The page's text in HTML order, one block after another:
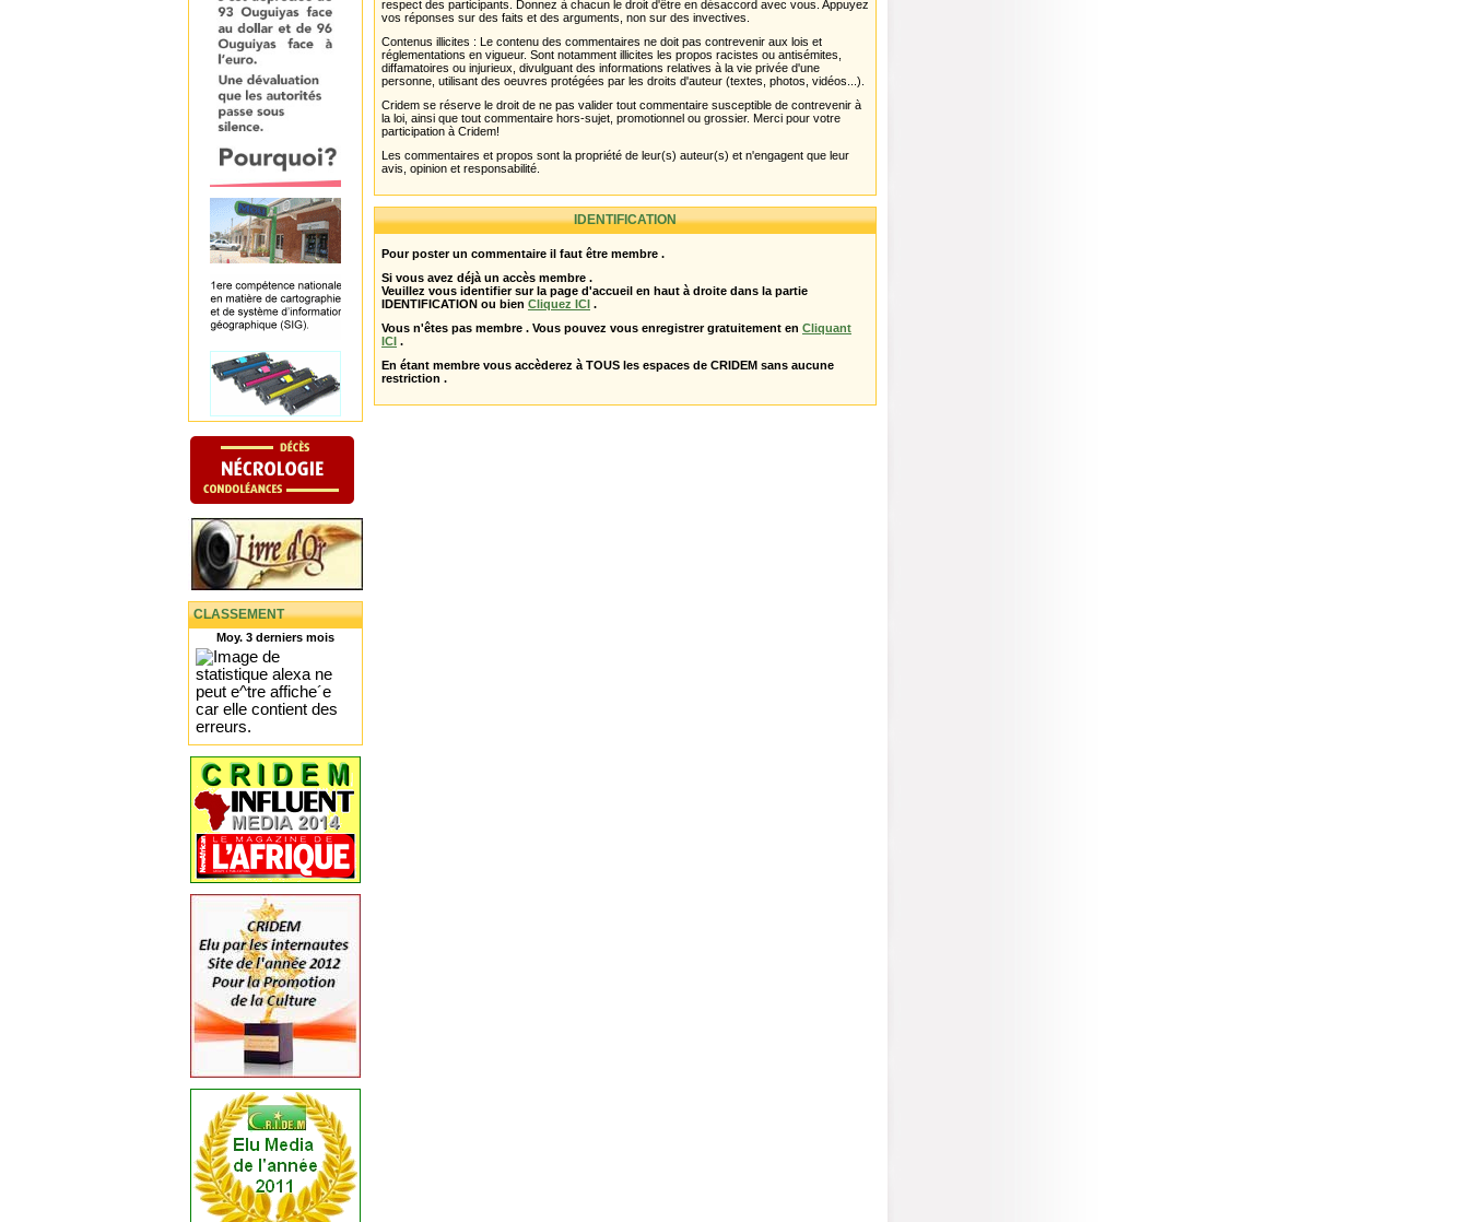
CLASSEMENT
Moy. 3 derniers mois
respect des participants. Donnez à chacun le droit d'être en désaccord avec vous. Appuyez
vos réponses sur des faits et des arguments, non sur des invectives.
Contenus illicites : Le contenu des commentaires ne doit pas contrevenir aux lois et
réglementations en vigueur. Sont notamment illicites les propos racistes ou antisémites,
diffamatoires ou injurieux, divulguant des informations relatives à la vie privée d'une
personne, utilisant des oeuvres protégées par les droits d'auteur (textes, photos, vidéos...).
Cridem se réserve le droit de ne pas valider tout commentaire susceptible de contrevenir à
la loi, ainsi que tout commentaire hors-sujet, promotionnel ou grossier. Merci pour votre
participation à Cridem!
Les commentaires et propos sont la propriété de leur(s) auteur(s) et n'engagent que leur
avis, opinion et responsabilité.
IDENTIFICATION
Pour poster un commentaire il faut être membre .
Si vous avez déjà un accès membre .
Veuillez vous identifier sur la page d'accueil en haut à droite dans la partie
IDENTIFICATION ou bien Cliquez ICI .
Vous n'êtes pas membre . Vous pouvez vous enregistrer gratuitement en Cliquant
ICI .
En étant membre vous accèderez à TOUS les espaces de CRIDEM sans aucune
restriction .